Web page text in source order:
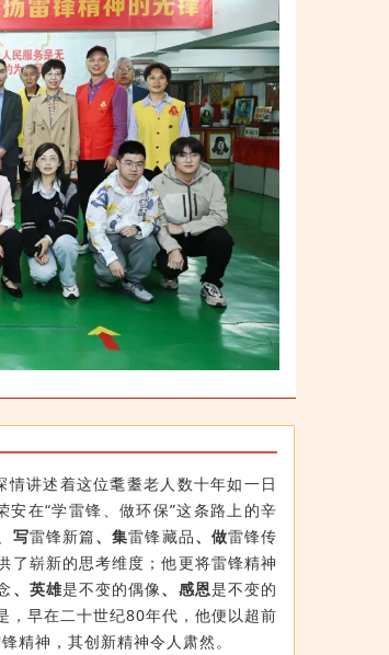
讲述着这位耄耋老人数十年如一日
在“学雷锋、做环保”这条路上的辛
写雷锋新篇、集雷锋藏品、做雷锋传
了崭新的思考维度；他更将雷锋精神
、英雄是不变的偶像、感恩是不变的
，早在二十世纪80年代，他便以超前
精神，其创新精神令人肃然。